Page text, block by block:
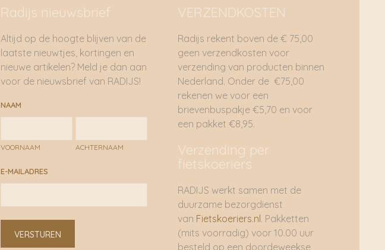
nooit met water.
*Buitenkaarsen zijn gevoelig voor vocht in combinatie met vorst. Zij kunnen dan
barsten.
Radijs nieuwsbrief
Altijd op de hoogte blijven van de
laatste nieuwtjes, kortingen en
nieuwe artikelen? Meld je dan aan
voor de nieuwsbrief van RADIJS!
NAAM
VOORNAAM ACHTERNAAM
E-MAILADRES
VERSTUREN
VERZENDKOSTEN
Radijs rekent boven de € 75,00
geen verzendkosten voor
verzending van producten binnen
Nederland. Onder de €75,00
rekenen we voor een
brievenbuspakje €5,70 en voor
een pakket €8,95.
Verzending per
fietskoeriers
RADIJS werkt samen met de
duurzame bezorgdienst
van Fietskoeriers.nl . Pakketten
(mits voorradig) voor 10.00 uur
besteld op een doordeweekse